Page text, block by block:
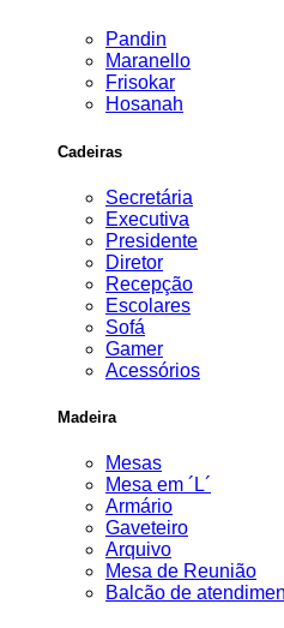
Pandin
Maranello
Frisokar
Hosanah
Cadeiras
Secretária
Executiva
Presidente
Diretor
Recepção
Escolares
Sofá
Gamer
Acessórios
Madeira
Mesas
Mesa em ´L´
Armário
Gaveteiro
Arquivo
Mesa de Reunião
Balcão de